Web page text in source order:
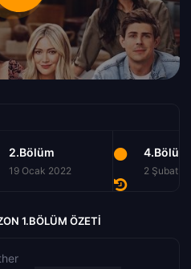
2.Bölüm
19 Ocak 2022
4.Bölüm
2 Şubat
1.BÖLÜM ÖZETI